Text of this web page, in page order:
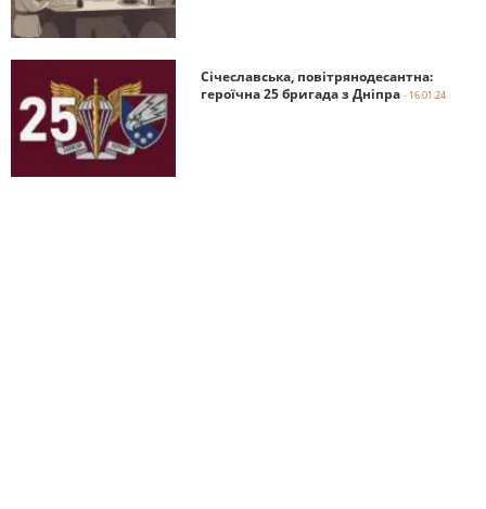
Січеславська, повітрянодесантна:
героїчна 25 бригада з Дніпра - 16.01.24